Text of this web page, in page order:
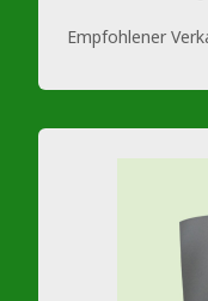
Empfohlener